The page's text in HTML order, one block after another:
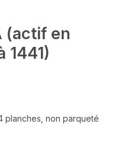
(actif en
1441)
planches, non parqueté